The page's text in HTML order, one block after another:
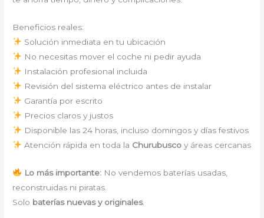
Beneficios reales:
Solución inmediata en tu ubicación
No necesitas mover el coche ni pedir ayuda
Instalación profesional incluida
Revisión del sistema eléctrico antes de instalar
Garantía por escrito
Precios claros y justos
Disponible las 24 horas, incluso domingos y días festivos
Atención rápida en toda la Churubusco y áreas cercanas
Lo más importante:No vendemos baterías usadas,
reconstruidas ni piratas.
Solo baterías nuevas y originales.